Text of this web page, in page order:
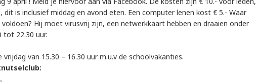
dit is inclusief middag en avond eten. Een computer lenen kost € 5.- Waar
Hij moet virusvrij zijn, een netwerkkaart hebben en draaien onder
tot 22.30 uur.
vrijdag van 15.30 – 16.30 uur m.u.v de schoolvakanties.